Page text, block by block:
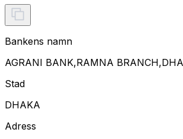
Bankens namn
AGRANI BANK,RAMNA
Stad
DHAKA
Adress